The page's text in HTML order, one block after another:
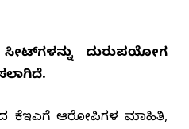
ದುರುಪಯೋಗ
ಕೆಇಎಗೆ ಆರೋಪಿಗಳ ಮಾಹಿತಿ,